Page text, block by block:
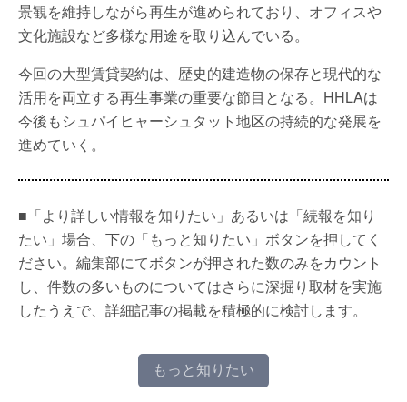
景観を維持しながら再生が進められており、オフィスや
文化施設など多様な用途を取り込んでいる。
今回の大型賃貸契約は、歴史的建造物の保存と現代的な
活用を両立する再生事業の重要な節目となる。HHLAは
今後もシュパイヒャーシュタット地区の持続的な発展を
進めていく。
■「より詳しい情報を知りたい」あるいは「続報を知り
たい」場合、下の「もっと知りたい」ボタンを押してく
ださい。編集部にてボタンが押された数のみをカウント
し、件数の多いものについてはさらに深掘り取材を実施
したうえで、詳細記事の掲載を積極的に検討します。
もっと知りたい